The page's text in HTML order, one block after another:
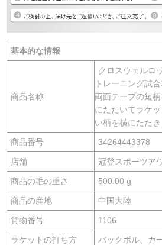
基本的な情報
商品名称
クロスウェルロ
トレーニング試
両面テープの短
にたたいてラケ
い柄を横にたたき
商品番号 34264443378
店舗 冠登スポーツア
商品の毛の重さ 500.00 g
商品の産地 中国大陸
貨物番号 1106
ラケットの打ち方 バックボル、カ